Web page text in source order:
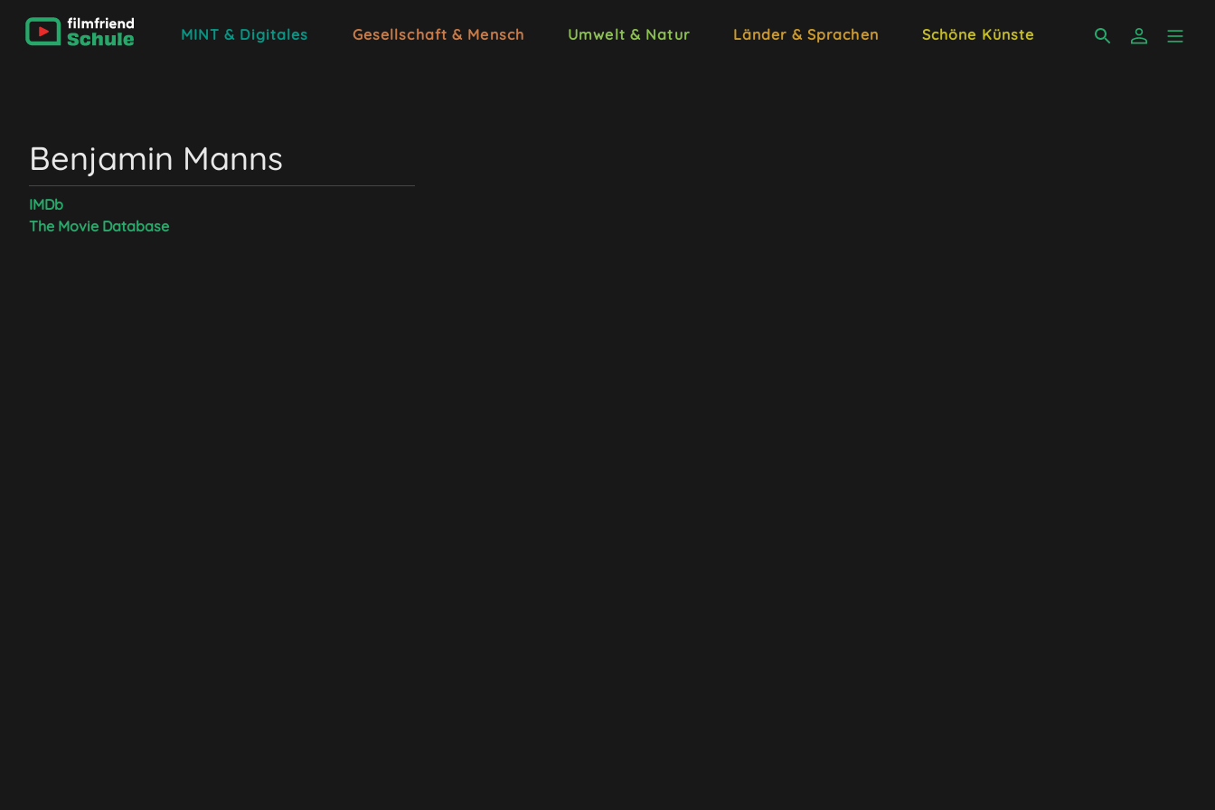
MINT & Digitales Gesellschaft & Mensch Umwelt & Natur Länder & Sprachen Schöne Künste
Benjamin Manns
IMDb
The Movie Database